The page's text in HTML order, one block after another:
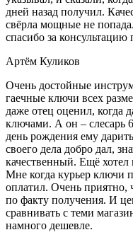
дней назад получил.
свёрла мощные не
спасибо за
Артём Куликов
Очень достойные
гаечные ключи всех
даже отец оценил, когда
ключами. А он – слесарь
день рождения ему
своего дела добро дал,
качественный. Ещё хотел
Мне когда курьер ключи
оплатил. Очень приятно,
по факту получения. И
сравнивать с теми
намного дешевле.